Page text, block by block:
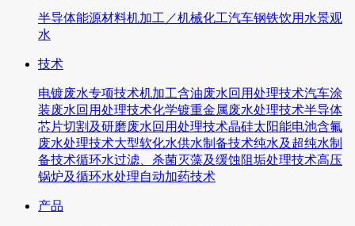
半导体能源材料机加工／机械化工汽车钢铁饮用水景观
水
技术
电镀废水专项技术机加工含油废水回用处理技术汽车涂
装废水回用处理技术化学镀重金属废水处理技术半导体
芯片切割及研磨废水回用处理技术晶硅太阳能电池含氟
废水处理技术大型软化水供水制备技术纯水及超纯水制
备技术循环水过滤、杀菌灭藻及缓蚀阻垢处理技术高压
锅炉及循环水处理自动加药技术
产品